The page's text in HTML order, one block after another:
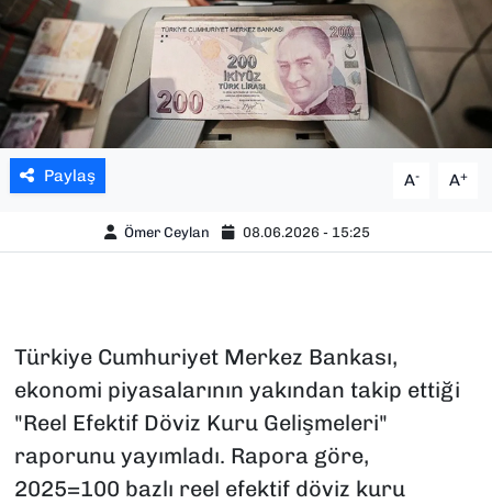
Paylaş A- A+
Ömer Ceylan 08.06.2026 - 15:25
Türkiye Cumhuriyet Merkez Bankası,
ekonomi piyasalarının yakından takip ettiği
"Reel Efektif Döviz Kuru Gelişmeleri"
raporunu yayımladı. Rapora göre,
2025=100 bazlı reel efektif döviz kuru
YEREL YÖNETİMLER